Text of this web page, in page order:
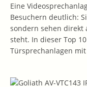
Eine
Besuchern deutlich:
sondern sehen direkt
steht. In dieser Top
Türsprechanlagen